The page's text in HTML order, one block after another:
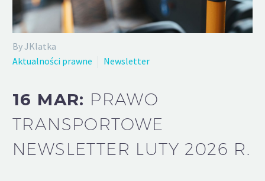
By JKlatka
Aktualności prawne
Newsletter
16 MAR: PRAWO
TRANSPORTOWE
NEWSLETTER LUTY 2026 R.